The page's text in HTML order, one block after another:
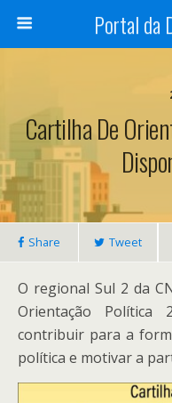
Portal da
Cartilha De
Share Tweet
O regional Sul 2 da
Orientação
contribuir para a
política e motivar a